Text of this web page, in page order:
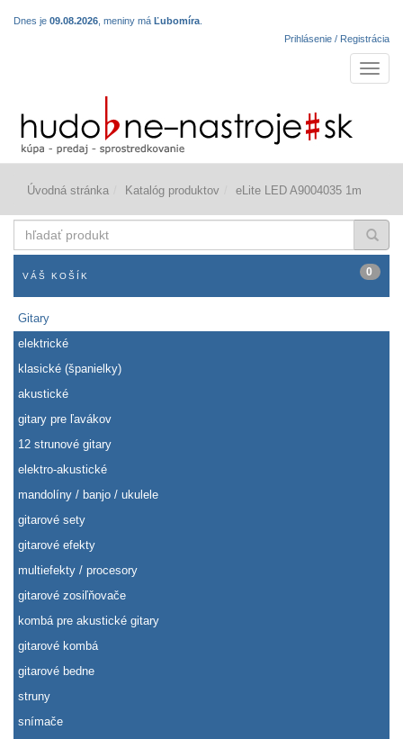
Dnes je 09.08.2026 , meniny má Ľubomíra
Prihlásenie / Registrácia
Úvodná stránka Katalóg produktov eLite LED A9004035 1m
produkt
VÁŠ KOŠÍK 0
Gitary
elektrické
klasické (španielky)
akustické
gitary pre ľavákov
12 strunové gitary
elektro-akustické
mandolíny / banjo / ukulele
gitarové sety
gitarové efekty
multiefekty / procesory
gitarové zosiľňovače
kombá pre akustické gitary
gitarové kombá
gitarové bedne
struny
snímače